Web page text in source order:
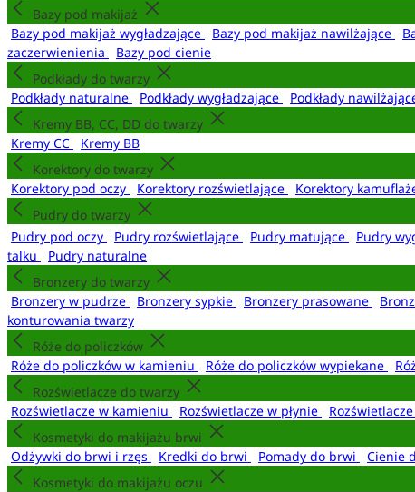
Bazy pod makijaż
Bazy pod makijaż wygładzające
Bazy pod makijaż nawilżające
zaczerwienienia
Bazy pod cienie
Podkłady do twarzy
Podkłady naturalne
Podkłady wygładzające Podkłady
Kremy BB, CC, DD do twarzy
Kremy CC
Kremy BB
Korektory do twarzy
Korektory pod oczy
Korektory rozświetlające Korektory
Pudry do twarzy
Pudry pod oczy
Pudry rozświetlające Pudry matujące Pudry
talku
Pudry naturalne
Bronzery do twarzy
Bronzery w pudrze
Bronzery sypkie Bronzery prasowane
konturowania twarzy
Róże do policzków
Róże do policzków w kamieniu
Róże do policzków wypiekane
Rozświetlacze do twarzy
Rozświetlacze w kamieniu
Rozświetlacze w płynie
Kosmetyki do makijażu brwi
Odżywki do brwi i rzęs
Kredki do brwi Pomady do brwi Cienie
Kosmetyki do makijażu oczu